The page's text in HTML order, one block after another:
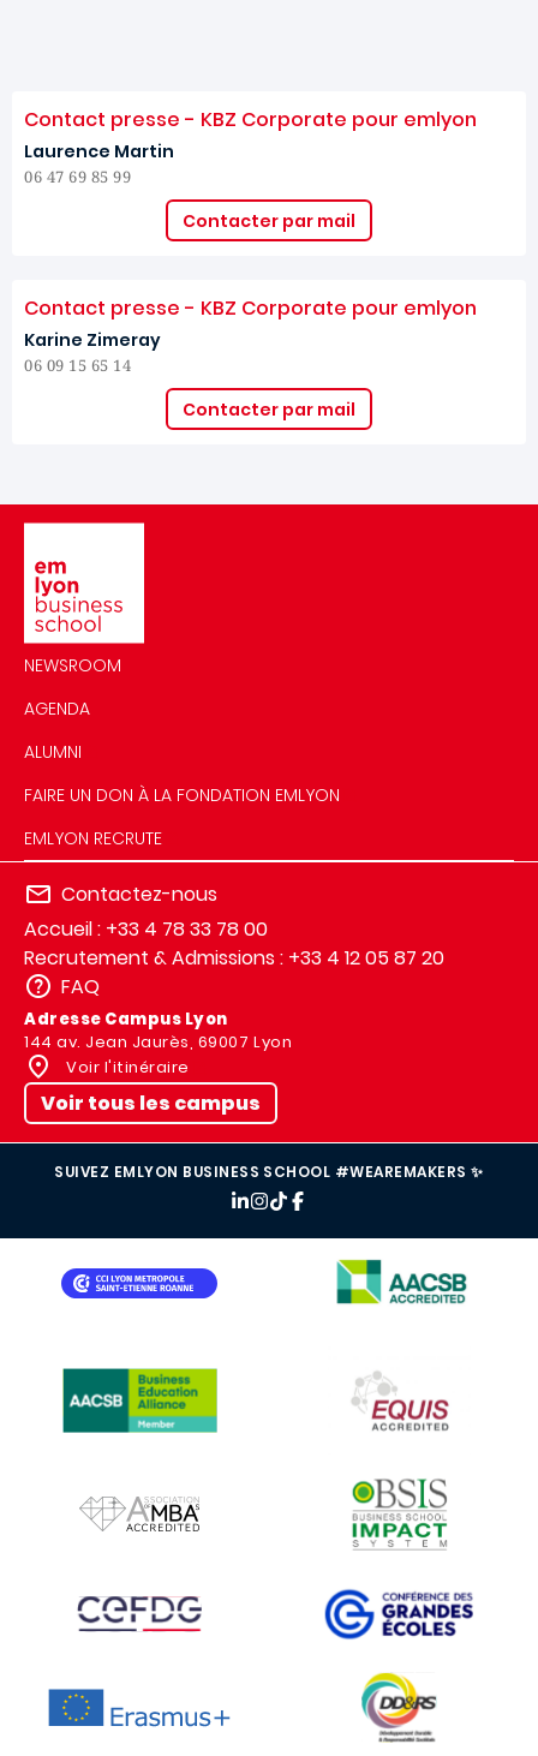
Contact presse - KBZ Corporate pour emlyon
Laurence Martin
06 47 69 85 99
Contacter par mail
Contact presse - KBZ Corporate pour emlyon
Karine Zimeray
06 09 15 65 14
Contacter par mail
NEWSROOM
AGENDA
ALUMNI
FAIRE UN DON À LA FONDATION EMLYON
EMLYON RECRUTE
Contactez-nous
Accueil : +33 4 78 33 78 00
Recrutement & Admissions : +33 4 12 05 87 20
FAQ
Adresse Campus Lyon
144 av. Jean Jaurès, 69007 Lyon
Voir l'itinéraire
Voir tous les campus
SUIVEZ EMLYON BUSINESS SCHOOL #WEAREMAKERS ✨
IMAGE
IMAGE
IMAGE
IMAGE
IMAGE IMAGE